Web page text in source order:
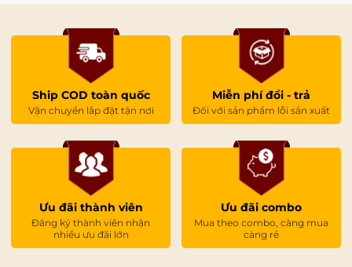
Ship COD toàn quốc
Vận chuyển lắp đặt tận nơi
Miễn phí đổi - trả
Đối với sản phẩm lỗi sản xuất
Ưu đãi thành viên
Đăng ký thành viên nhận
nhiều ưu đãi lớn
Ưu đãi combo
Mua theo combo, càng mua
càng rẻ